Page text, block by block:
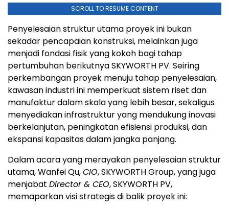
SCROLL TO RESUME CONTENT
Penyelesaian struktur utama proyek ini bukan
sekadar pencapaian konstruksi, melainkan juga
menjadi fondasi fisik yang kokoh bagi tahap
pertumbuhan berikutnya SKYWORTH PV. Seiring
perkembangan proyek menuju tahap penyelesaian,
kawasan industri ini memperkuat sistem riset dan
manufaktur dalam skala yang lebih besar, sekaligus
menyediakan infrastruktur yang mendukung inovasi
berkelanjutan, peningkatan efisiensi produksi, dan
ekspansi kapasitas dalam jangka panjang.
Dalam acara yang merayakan penyelesaian struktur
utama, Wanfei Qu,CIO, SKYWORTH Group, yang juga
menjabat Director & CEO, SKYWORTH PV,
memaparkan visi strategis di balik proyek ini: